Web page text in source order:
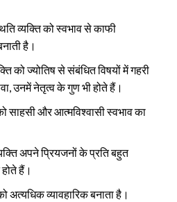
व्यक्ति को स्वभाव से काफी
है।
को ज्योतिष से संबंधित विषयों में गहरी
उनमें नेतृत्व के गुण भी होते हैं।
साहसी और आत्मविश्वासी स्वभाव का
अपने प्रियजनों के प्रति बहुत
हैं।
अत्यधिक व्यावहारिक बनाता है।